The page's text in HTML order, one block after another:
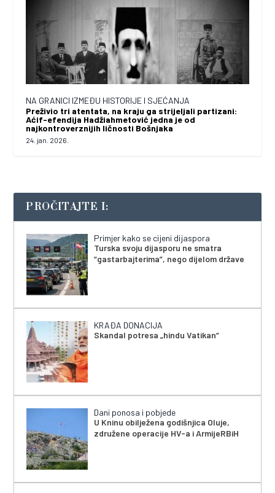
NA GRANICI IZMEĐU HISTORIJE I SJEĆANJA
Preživio tri atentata, na kraju ga strijeljali partizani:
Aćif-efendija Hadžiahmetović jedna je od
najkontroverznijih ličnosti Bošnjaka
24. jan. 2026.
PROČITAJTE I:
Primjer kako se cijeni dijaspora
Turska svoju dijasporu ne smatra
“gastarbajterima”, nego dijelom države
KRAĐA DONACIJA
Skandal potresa „hindu Vatikan“
Dani ponosa i pobjede
U Kninu obilježena godišnjica Oluje,
združene operacije HV-a i ArmijeRBiH